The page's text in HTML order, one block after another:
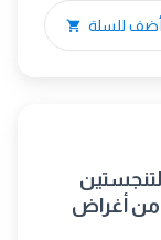
أضف للسلة
من أغراض